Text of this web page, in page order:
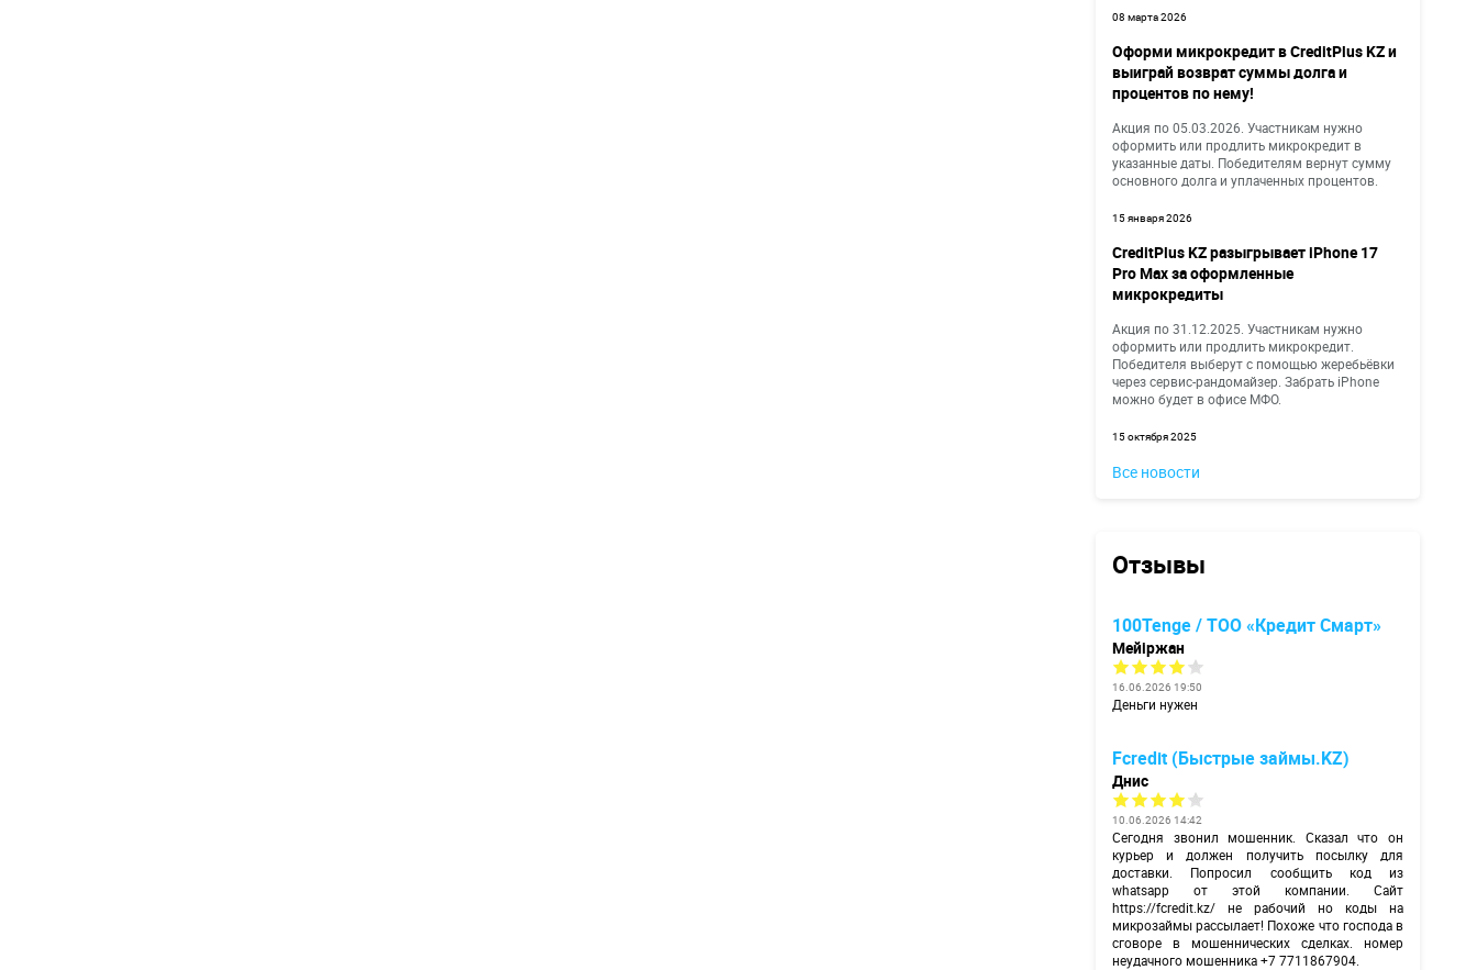
08 марта 2026
Оформи микрокредит в CreditPlus KZ и
выиграй возврат суммы долга и
процентов по нему!
Акция по 05.03.2026. Участникам нужно
оформить или продлить микрокредит в
указанные даты. Победителям вернут сумму
основного долга и уплаченных процентов.
15 января 2026
CreditPlus KZ разыгрывает iPhone 17
Pro Max за оформленные
микрокредиты
Акция по 31.12.2025. Участникам нужно
оформить или продлить микрокредит.
Победителя выберут с помощью жеребьёвки
через сервис-рандомайзер. Забрать iPhone
можно будет в офисе МФО.
15 октября 2025
Все новости
Отзывы
100Tenge / ТОО «Кредит Смарт»
Мейіржан
16.06.2026 19:50
Деньги нужен
Fcredit (Быстрые займы.KZ)
Днис
10.06.2026 14:42
Сегодня звонил мошенник. Сказал что он
курьер и должен получить посылку для
доставки. Попросил сообщить код из
whatsapp от этой компании. Сайт
https://fcredit.kz/ не рабочий но коды на
микрозаймы рассылает! Похоже что господа в
сговоре в мошеннических сделках. номер
неудачного мошенника +7 7711867904.